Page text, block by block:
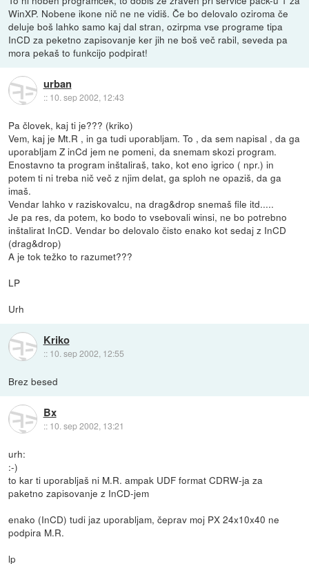
WinXP. Nobene ikone nič ne ne vidiš. Če bo delovalo oziroma če
deluje boš lahko samo kaj dal stran, ozirpma vse programe tipa
InCD za peketno zapisovanje ker jih ne boš več rabil, seveda pa
mora pekaš to funkcijo podpirat!
urban
:: 10. sep 2002, 12:43
Pa človek, kaj ti je??? (kriko)
Vem, kaj je Mt.R , in ga tudi uporabljam. To , da sem napisal , da ga
uporabljam Z inCd jem ne pomeni, da snemam skozi program.
Enostavno ta program inštaliraš, tako, kot eno igrico ( npr.) in
potem ti ni treba nič več z njim delat, ga sploh ne opaziš, da ga
imaš.
Vendar lahko v raziskovalcu, na drag&drop snemaš file itd.....
Je pa res, da potem, ko bodo to vsebovali winsi, ne bo potrebno
inštalirat InCD. Vendar bo delovalo čisto enako kot sedaj z InCD
(drag&drop)
A je tok težko to razumet???
LP
Urh
Kriko
:: 10. sep 2002, 12:55
Brez besed
Bx
:: 10. sep 2002, 13:21
urh:
:-)
to kar ti uporabljaš ni M.R. ampak UDF format CDRW-ja za
paketno zapisovanje z InCD-jem
enako (InCD) tudi jaz uporabljam, čeprav moj PX 24x10x40 ne
podpira M.R.
lp